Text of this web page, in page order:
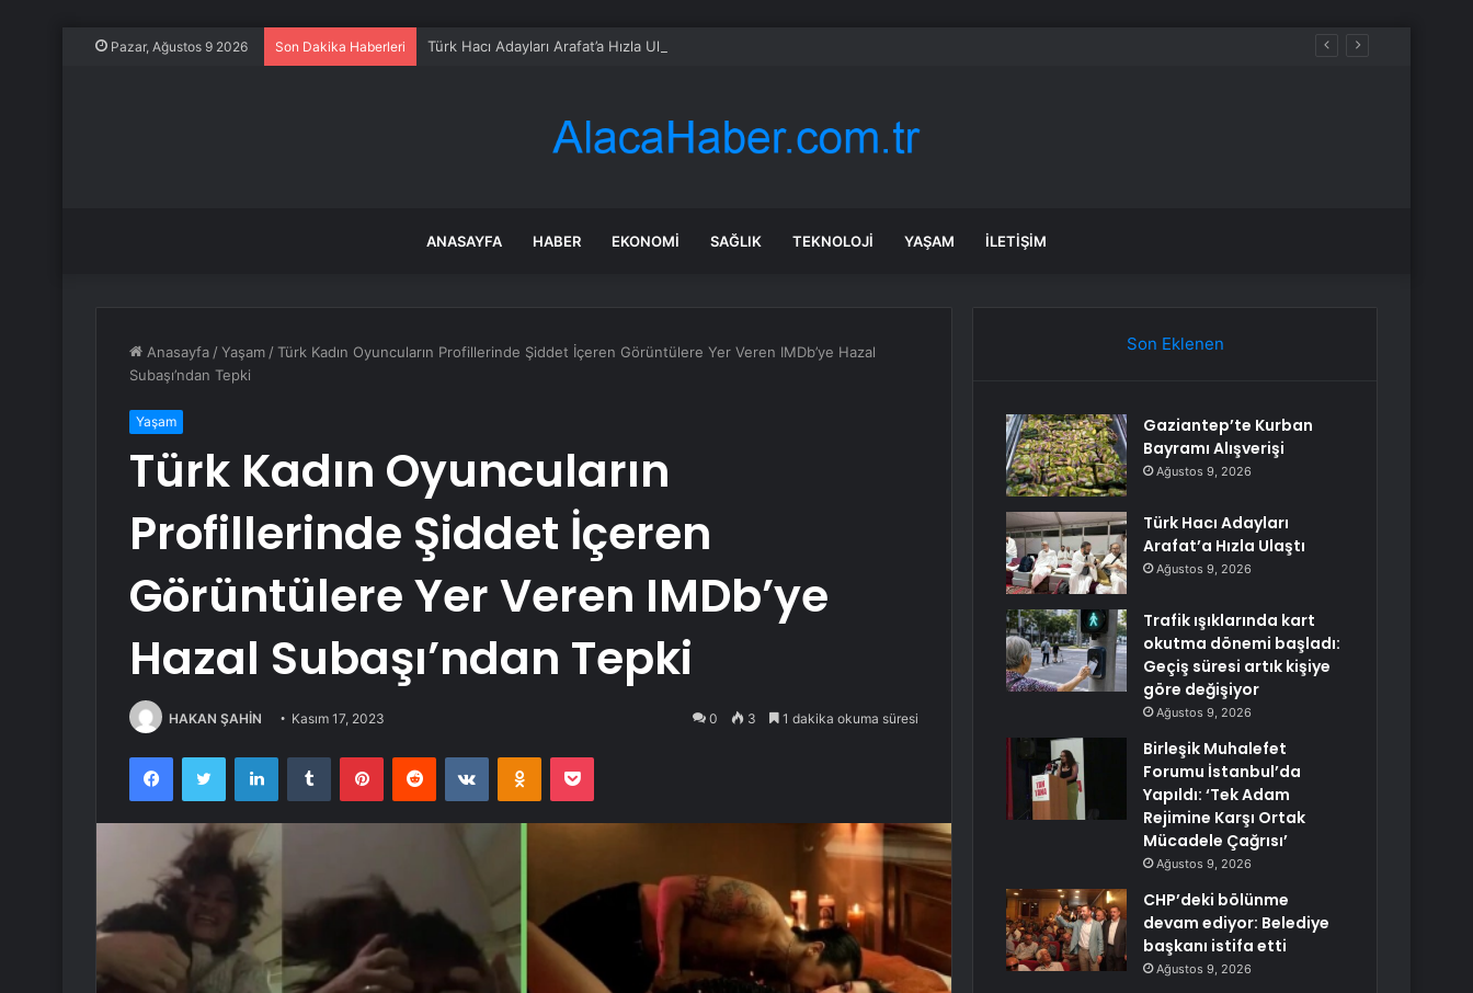
Pazar, Ağustos 9 2026 Son Dakika Haberleri Türk Hacı Adayları Arafat’a Hızla Ulaştı
ANASAYFA HABER EKONOMI SAĞLIK TEKNOLOJI YAŞAM İLETIŞIM
Anasayfa /Yaşam /Türk Kadın Oyuncuların Profillerinde Şiddet İçeren Görüntülere Yer Veren IMDb’ye Hazal
Subaşı’ndan Tepki
Yaşam
Türk Kadın Oyuncuların
Profillerinde Şiddet İçeren
Görüntülere Yer Veren IMDb’ye
Hazal Subaşı’ndan Tepki
HAKAN ŞAHİN Kasım 17, 2023 0 3 1 dakika okuma süresi
FacebookTwitter LinkedInTumblr PinterestReddit VKontakteOdnoklassniki
Pocket
Son Eklenen
Gaziantep’te Kurban
Bayramı Alışverişi
Ağustos 9, 2026
Türk Hacı Adayları
Arafat’a Hızla Ulaştı
Ağustos 9, 2026
Trafik ışıklarında kart
okutma dönemi başladı:
Geçiş süresi artık kişiye
göre değişiyor
Ağustos 9, 2026
Birleşik Muhalefet
Forumu İstanbul’da
Yapıldı: ‘Tek Adam
Rejimine Karşı Ortak
Mücadele Çağrısı’
Ağustos 9, 2026
CHP’deki bölünme
devam ediyor: Belediye
başkanı istifa etti
Ağustos 9, 2026